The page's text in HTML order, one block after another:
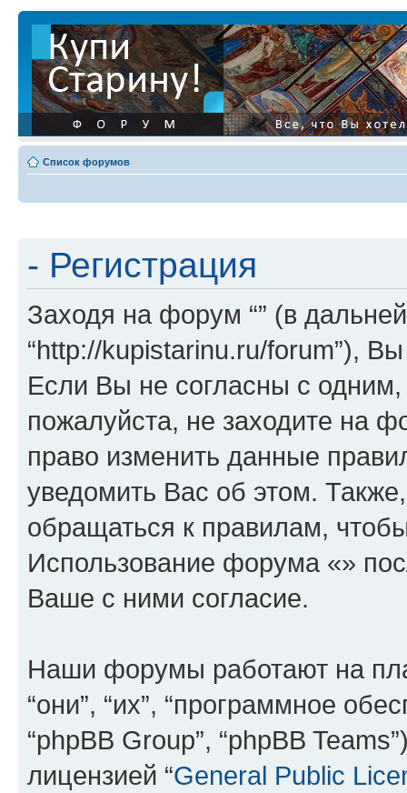
Список форумов
- Регистрация
Заходя на форум “” (в
“http://kupistarinu.ru/forum”),
Если Вы не согласны с
пожалуйста, не заходите на
право изменить данные
уведомить Вас об этом.
обращаться к правилам,
Использование форума «»
Ваше с ними согласие.
Наши форумы работают на
“они”, “их”, “программное
“phpBB Group”, “phpBB
лицензией “General Public